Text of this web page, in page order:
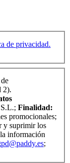
de privacidad.
2).
Finalidad:
promocionales;
y suprimir los
información
;